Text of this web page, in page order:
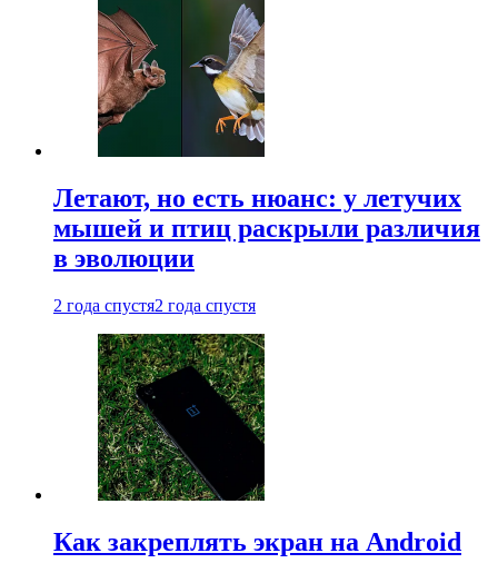
Летают, но есть нюанс: у летучих
мышей и птиц раскрыли различия
в эволюции
2 года спустя2 года спустя
Как закреплять экран на Android